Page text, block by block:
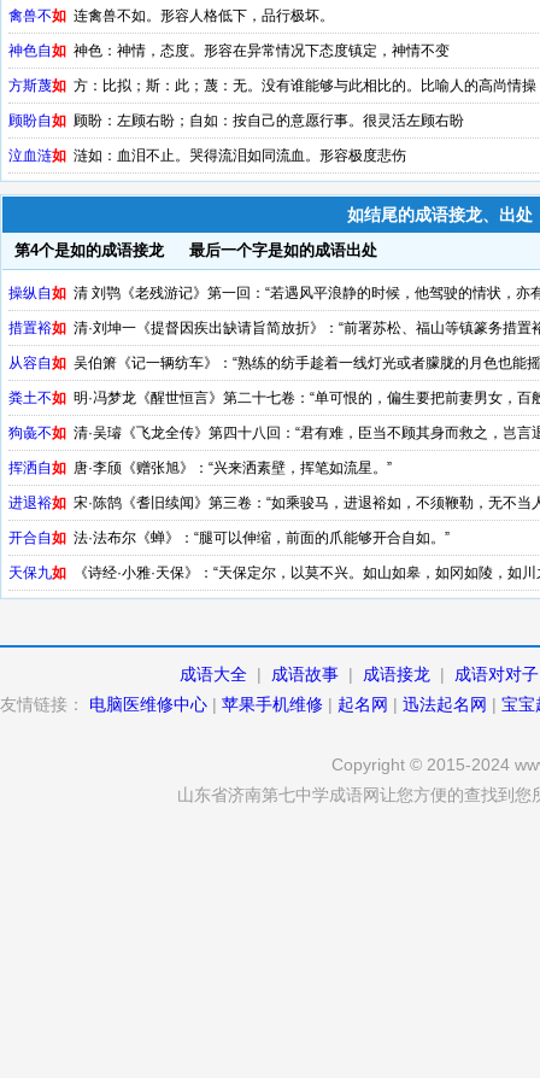
禽兽不如 连禽兽不如。形容人格低下，品行极坏。
神色自如 神色：神情，态度。形容在异常情况下态度镇定，神情不变
方斯蔑如 方：比拟；斯：此；蔑：无。没有谁能够与此相比的。比喻人的高尚情操
顾盼自如 顾盼：左顾右盼；自如：按自己的意愿行事。很灵活左顾右盼
泣血涟如 涟如：血泪不止。哭得流泪如同流血。形容极度悲伤
如结尾的成语接龙、出处
第4个是如的成语接龙 最后一个字是如的成语出处
操纵自如 清 刘鹗《老残游记》第一回：“若遇风平浪静的时候，他驾驶的情状，亦
措置裕如 清·刘坤一《提督因疾出缺请旨简放折》：“前署苏松、福山等镇篆务措置
从容自如 吴伯箫《记一辆纺车》：“熟练的纺手趁着一线灯光或者朦胧的月色也能
粪土不如 明·冯梦龙《醒世恒言》第二十七卷：“单可恨的，偏生要把前妻男女，百
狗彘不如 清·吴璿《飞龙全传》第四十八回：“君有难，臣当不顾其身而救之，岂言
挥洒自如 唐·李颀《赠张旭》：“兴来洒素壁，挥笔如流星。”
进退裕如 宋·陈鹄《耆旧续闻》第三卷：“如乘骏马，进退裕如，不须鞭勒，无不当
开合自如 法·法布尔《蝉》：“腿可以伸缩，前面的爪能够开合自如。”
天保九如 《诗经·小雅·天保》：“天保定尔，以莫不兴。如山如皋，如冈如陵，
成语大全 | 成语故事 | 成语接龙 |
成语对对子
友情链接：
电脑医维修中心 | 苹果手机维修 | 起名网 | 迅法起名网 | 宝宝
Copyright © 2015-2024
山东省济南第七中学成语网让您方便的查找到您